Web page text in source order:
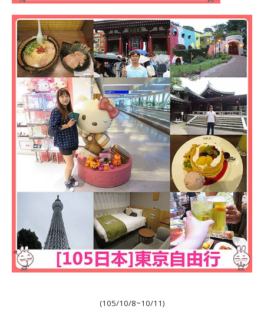
(105/10/8~10/11)